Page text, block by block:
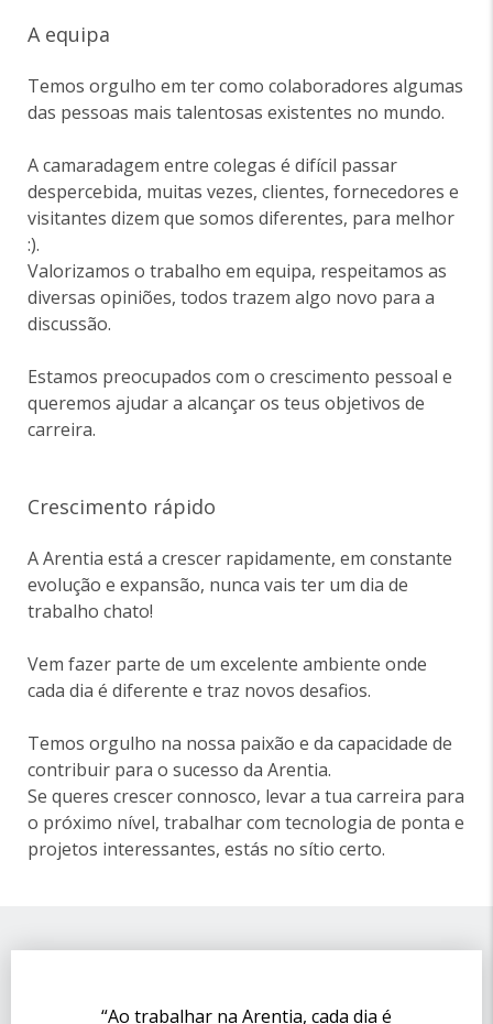
A equipa
Temos orgulho em ter como colaboradores algumas
das pessoas mais talentosas existentes no mundo.
A camaradagem entre colegas é difícil passar
despercebida, muitas vezes, clientes, fornecedores e
visitantes dizem que somos diferentes, para melhor
:).
Valorizamos o trabalho em equipa, respeitamos as
diversas opiniões, todos trazem algo novo para a
discussão.
Estamos preocupados com o crescimento pessoal e
queremos ajudar a alcançar os teus objetivos de
carreira.
Crescimento rápido
A Arentia está a crescer rapidamente, em constante
evolução e expansão, nunca vais ter um dia de
trabalho chato!
Vem fazer parte de um excelente ambiente onde
cada dia é diferente e traz novos desafios.
Temos orgulho na nossa paixão e da capacidade de
contribuir para o sucesso da Arentia.
Se queres crescer connosco, levar a tua carreira para
o próximo nível, trabalhar com tecnologia de ponta e
projetos interessantes, estás no sítio certo.
“Ao trabalhar na Arentia, cada dia é